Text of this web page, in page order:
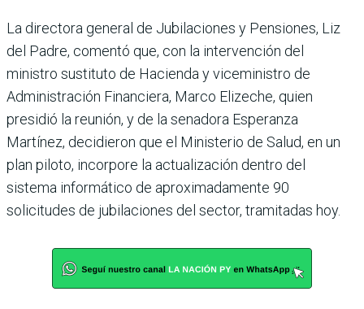
La directora general de Jubilaciones y Pensiones, Liz
del Padre, comentó que, con la intervención del
ministro sustituto de Hacienda y viceministro de
Administración Financiera, Marco Elizeche, quien
presidió la reunión, y de la senadora Esperanza
Martínez, decidieron que el Ministerio de Salud, en un
plan piloto, incorpore la actualización dentro del
sistema informático de aproximadamente 90
solicitudes de jubilaciones del sector, tramitadas hoy.